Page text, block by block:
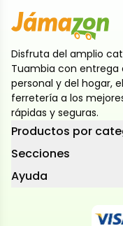
Disfruta del amplio
Tuambia con entrega
personal y del hogar,
ferretería a los
rápidas y seguras.
Productos por
Secciones
Ayuda